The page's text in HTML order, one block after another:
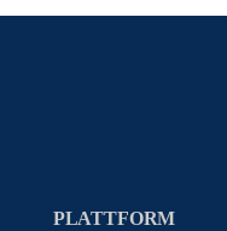
PLATTFORM